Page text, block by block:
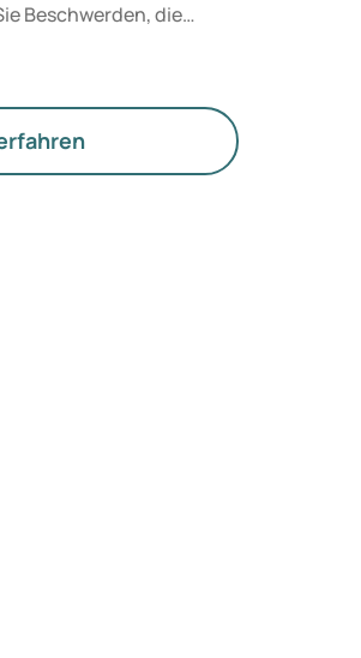
Beschwerden, die
ändert sich
den Stoffwechsel